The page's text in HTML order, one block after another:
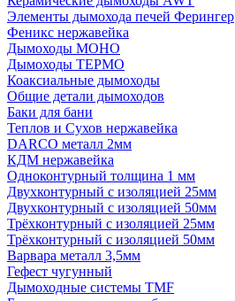
Элементы дымохода печей Ферингер
Феникс нержавейка
Дымоходы МОНО
Дымоходы ТЕРМО
Коаксиальные дымоходы
Общие детали дымоходов
Баки для бани
Теплов и Сухов нержавейка
DARCO металл 2мм
КДМ нержавейка
Одноконтурный толщина 1 мм
Двухконтурный с изоляцией 25мм
Двухконтурный с изоляцией 50мм
Трёхконтурный с изоляцией 25мм
Трёхконтурный с изоляцией 50мм
Варвара металл 3,5мм
Гефест чугунный
Дымоходные системы TMF